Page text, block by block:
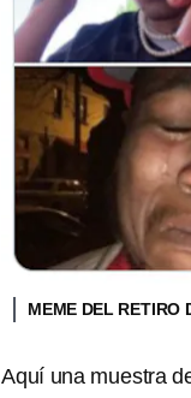
MEME DEL RETIRO
Aquí una muestra